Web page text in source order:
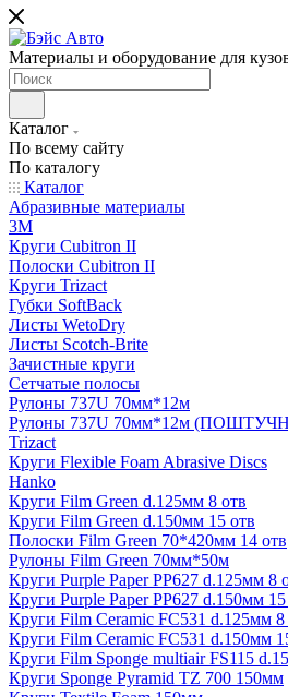
Материалы и оборудование для
Каталог
По всему сайту
По каталогу
Каталог
Абразивные материалы
3M
Круги Cubitron II
Полоски Cubitron II
Круги Trizact
Губки SoftBack
Листы WetoDry
Листы Scotch-Brite
Зачистные круги
Сетчатые полосы
Рулоны 737U 70мм*12м
Рулоны 737U 70мм*12м
Trizact
Круги Flexible Foam Abrasive Discs
Hanko
Круги Film Green d.125мм 8 отв
Круги Film Green d.150мм 15 отв
Полоски Film Green 70*420мм 14 отв
Рулоны Film Green 70мм*50м
Круги Purple Paper PP627 d.125мм 8
Круги Purple Paper PP627 d.150мм 15
Круги Film Ceramic FC531 d.125мм 8
Круги Film Ceramic FC531 d.150мм
Круги Film Sponge multiair FS115
Круги Sponge Pyramid TZ 700 150мм